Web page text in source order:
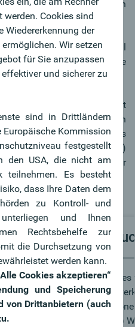
einen fixen Betrag, den
ergibt das Aktienkapital
Euro-Umstellung wurde
unterteilt.
ist eine Kapitalgesellschaft
(juristische Person), deren
mit ihren Einlagen auf das
(Grundkapital)
für die Verbindlichkeiten der
Wichtiges
§31(13)
werden. Cookies sind
Wiedererkennung der
Wir setzen
für Sie anzupassen
und sicherer zu
sind in Drittländern
Europäische Kommission
festgestellt
den USA, die nicht am
teilnehmen. Es besteht
dass Ihre Daten dem
zu Kontroll- und
unterliegen und Ihnen
Rechtsbehelfe zur
die Durchsetzung von
werden kann.
Cookies akzeptieren“
und Speicherung
von Drittanbietern (auch